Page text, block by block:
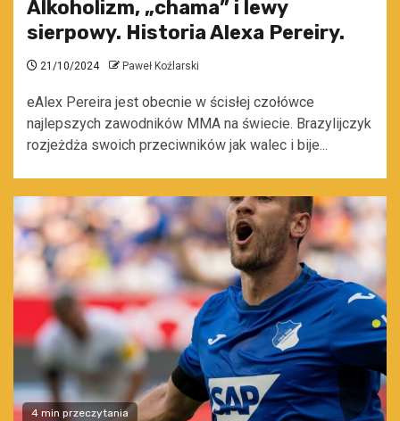
Alkoholizm, „chama” i lewy
sierpowy. Historia Alexa Pereiry.
21/10/2024 Paweł Koźlarski
eAlex Pereira jest obecnie w ścisłej czołówce
najlepszych zawodników MMA na świecie. Brazylijczyk
rozjeżdża swoich przeciwników jak walec i bije...
4 min przeczytania